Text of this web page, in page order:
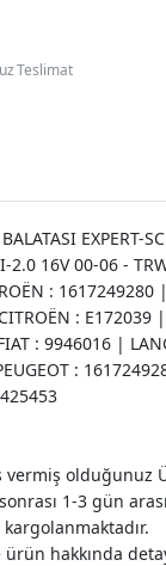
Teslimat
EXPERT-
2.0 16V 00-06 -
: 1617249280
: E172039
: 9946016 |
:
olduğunuz
1-3 gün
hakkında